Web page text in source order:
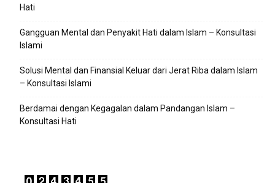
Hati
Gangguan Mental dan Penyakit Hati dalam Islam – Konsultasi
Islami
Solusi Mental dan Finansial Keluar dari Jerat Riba dalam Islam
– Konsultasi Islami
Berdamai dengan Kegagalan dalam Pandangan Islam –
Konsultasi Hati